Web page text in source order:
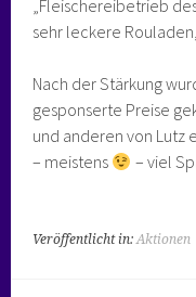
„Fleischereibetrieb
sehr leckere
Nach der Stärkung
gesponserte Preise
und anderen von Lutz
– meistens
– viel
Veröffentlicht in:Aktionen